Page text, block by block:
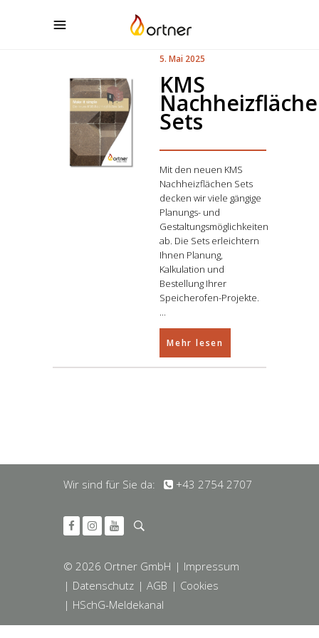
5. Mai 2025
KMS
Sets
Mit den neuen KMS
Nachheizflächen Sets
decken wir viele gängige
Planungs- und
Gestaltungsmöglichkeiten
ab. Die Sets erleichtern
Ihnen Planung,
Kalkulation und
Bestellung Ihrer
Speicherofen-Projekte.
Mehr lesen
Wir sind für Sie da: +43 2754 2707
© 2026 Ortner GmbH | Impressum
| Datenschutz | AGB | Cookies
| HSchG-Meldekanal